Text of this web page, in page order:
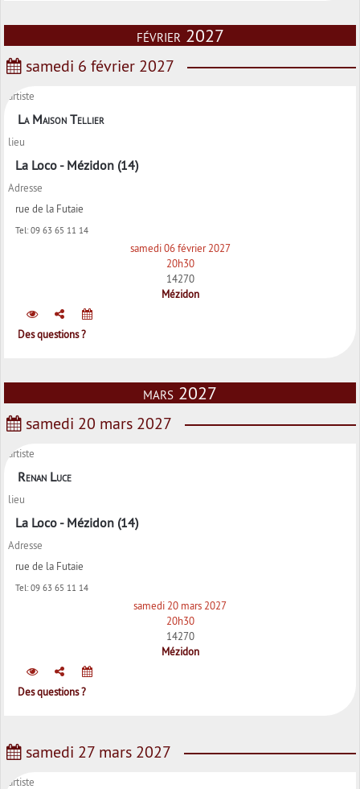
février 2027
samedi 6 février 2027
artiste
La Maison Tellier
lieu
La Loco - Mézidon (14)
Adresse
rue de la Futaie
Tel: 09 63 65 11 14
samedi 06 février 2027
20h30
14270
Mézidon
Des questions ?
mars 2027
samedi 20 mars 2027
artiste
Renan Luce
lieu
La Loco - Mézidon (14)
Adresse
rue de la Futaie
Tel: 09 63 65 11 14
samedi 20 mars 2027
20h30
14270
Mézidon
Des questions ?
samedi 27 mars 2027
artiste